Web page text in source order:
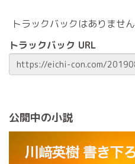
トラックバックはありません
トラックバック URL
公開中の小説